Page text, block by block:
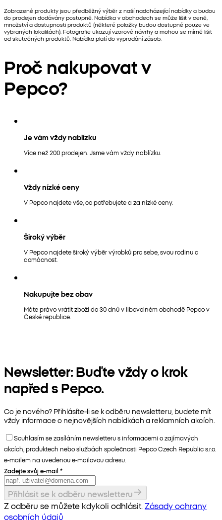
Zobrazené produkty jsou předběžný výběr z naší nadcházející nabídky a budou
do prodejen dodávány postupně. Nabídka v obchodech se může lišit v ceně,
množství a dostupnosti produktů (některé položky budou dostupné pouze ve
vybraných lokalitách). Fotografie ukazují vzorové návrhy a mohou se mírně lišit
od skutečných produktů. Nabídka platí do vyprodání zásob.
Proč nakupovat v
Pepco?
Je vám vždy nablízku
Více než 200 prodejen. Jsme vám vždy nablízku.
Vždy nízké ceny
V Pepco najdete vše, co potřebujete a za nízké ceny.
Široký výběr
V Pepco najdete široký výběr výrobků pro sebe, svou rodinu a
domácnost.
Nakupujte bez obav
Máte právo vrátit zboží do 30 dnů v libovolném obchodě Pepco v
České republice.
Newsletter: Buďte vždy o krok
napřed s Pepco.
Co je nového? Přihlásíte-li se k odběru newsletteru, budete mít
vždy informace o nejnovějších nabídkách a reklamních akcích.
Souhlasím se zasíláním newsletteru s informacemi o zajímavých
akcích, produktech nebo službách společnosti Pepco Czech Republic s.r.o.
e-mailem na uvedenou e-mailovou adresu.
Zadejte svůj e-mail *
Přihlásit se k odběru newsletteru
Z odběru se můžete kdykoli odhlásit. Zásady ochrany
osobních údajů